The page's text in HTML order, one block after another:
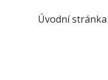
Úvodní stránka